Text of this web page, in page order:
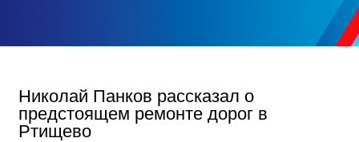
Николай Панков рассказал о
предстоящем ремонте дорог в
Ртищево